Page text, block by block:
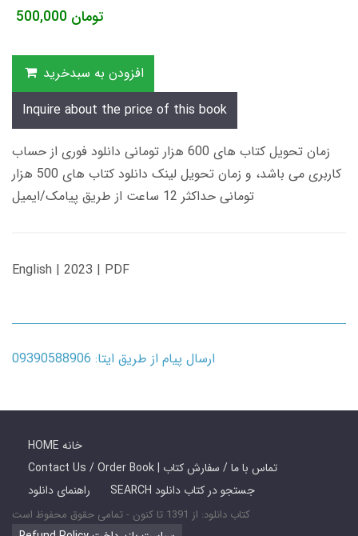
500,000 تومان
افزودن به سبدخرید
Inquire about the price of this book
زمان تحویل کتاب های 600 هزار تومانی دانلود فوری از حساب
کاربری می باشد، و زمان تحویل لینک دانلود کتاب های 500 هزار
تومانی حداکثر 12 ساعت از طریق پیامک/ایمیل
English | 2023 | PDF
ارسال پیام از طریق ایتا: 09390588906
HOME خانه
Contact Us / Order Book | تماس با ما / سفارش کتاب
راهنمای دانلود
SEARCH جستجو در کتاب دانلود
کتاب دانلود: از 1391 تا کنون - تمامی حقوق محفوظ است